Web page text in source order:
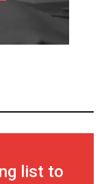
list to